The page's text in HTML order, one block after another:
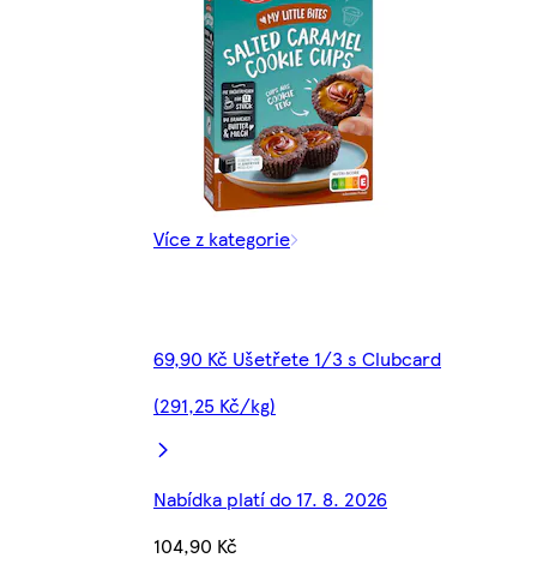
Více z kategorie
69,90 Kč Ušetřete 1/3 s Clubcard
(291,25 Kč/kg)
Nabídka platí do 17. 8. 2026
104,90 Kč